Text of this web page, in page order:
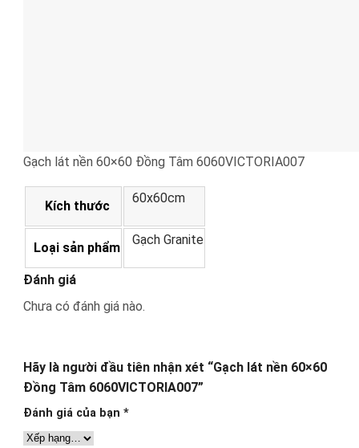
Gạch lát nền 60×60 Đồng Tâm 6060VICTORIA007
Kích thước
60x60cm
Loại sản phẩm
Gạch Granite
Đánh giá
Chưa có đánh giá nào.
Hãy là người đầu tiên nhận xét “Gạch lát nền 60×60
Đồng Tâm 6060VICTORIA007”
Đánh giá của bạn *